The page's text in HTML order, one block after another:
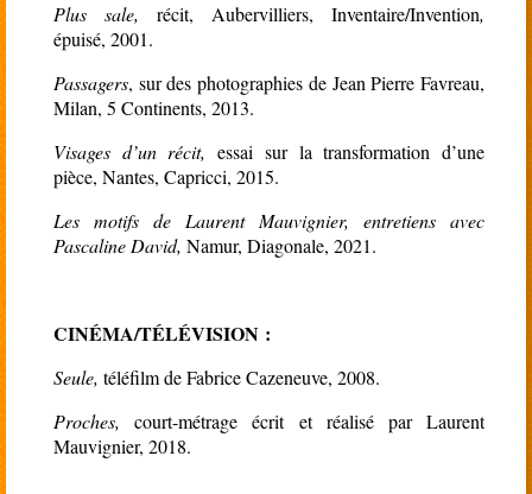
Plus sale, récit, Aubervilliers, Inventaire/Invention,
épuisé, 2001.
Passagers, sur des photographies de Jean Pierre Favreau,
Milan, 5 Continents, 2013.
Visages d’un récit,essai sur la transformation d’une
pièce, Nantes, Capricci, 2015.
Les motifs de Laurent Mauvignier, entretiens avec
Pascaline David, Namur, Diagonale, 2021.
CINÉMA/TÉLÉVISION :
Seule, téléfilm de Fabrice Cazeneuve, 2008.
Proches,court-métrage écrit et réalisé par Laurent
Mauvignier, 2018.